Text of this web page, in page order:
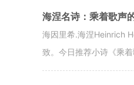
海涅名诗：乘着歌
海因里希.海涅Heinrich
致。今日推荐小诗《乘